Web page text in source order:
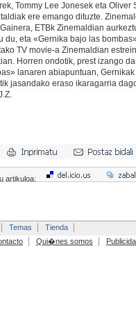
Tommy Lee Jonesek eta Oliver
ere emango dituzte.
ETBk Zinemaldian
du, eta «Gernika bajo las
TV movie-a Zinemaldian
Horren ondotik, prest izango
lanaren abiapuntuan,
jasandako eraso ikaragarria
artikuloa:
Temas
Tienda
Qui�nes somos